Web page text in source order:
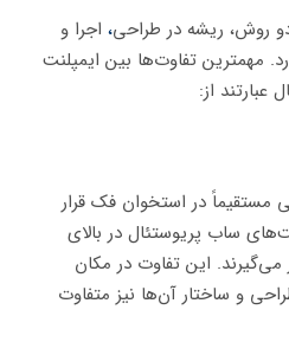
روش، ریشه در طراحی، اجرا و
مهمترین تفاوت‌ها بین ایمپلنت
عبارتند از:
مستقیماً در استخوان فک قرار
ساب پریوستئال در بالای
می‌گیرند. این تفاوت در مکان
و ساختار آن‌ها نیز متفاوت